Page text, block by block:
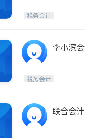
税务会计
李小滨
税务会计
联合会